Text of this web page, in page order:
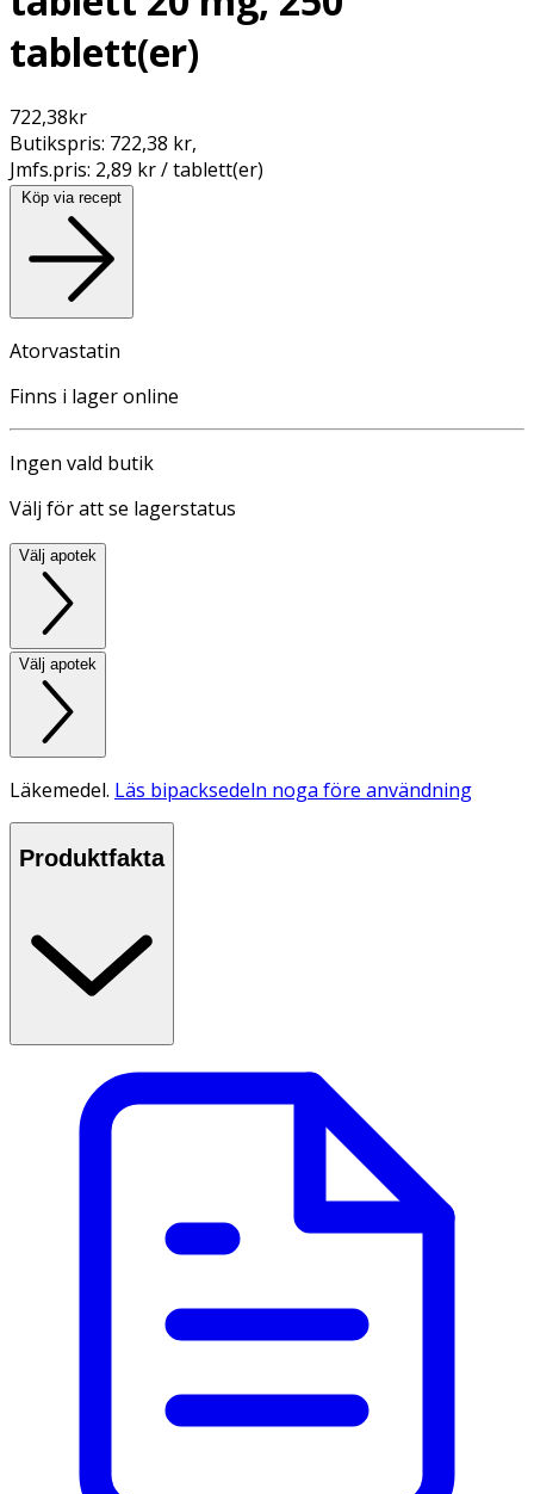
tablett(er)
722,38kr
Butikspris: 722,38 kr,
Jmfs.pris: 2,89 kr / tablett(er)
Köp via recept
Atorvastatin
Finns i lager online
Ingen vald butik
Välj för att se lagerstatus
Välj apotek
Välj apotek
Läkemedel. Läs bipacksedeln noga före användning
Produktfakta